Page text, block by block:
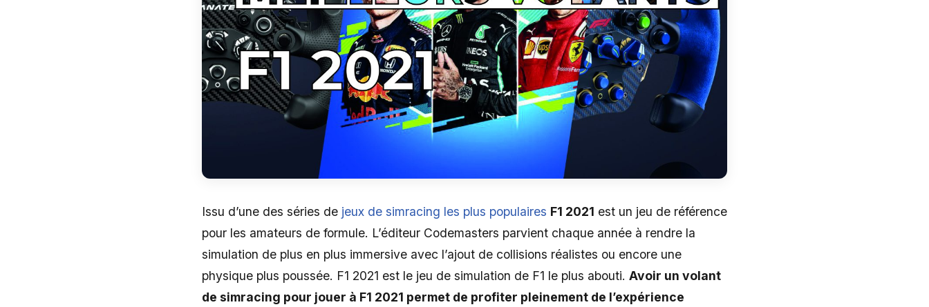
Issu d’une des séries de jeux de simracing les plus populaires F1 2021 est un jeu de référence
pour les amateurs de formule. L’éditeur Codemasters parvient chaque année à rendre la
simulation de plus en plus immersive avec l’ajout de collisions réalistes ou encore une
physique plus poussée. F1 2021 est le jeu de simulation de F1 le plus abouti. Avoir un volant
de simracing pour jouer à F1 2021 permet de profiter pleinement de l’expérience